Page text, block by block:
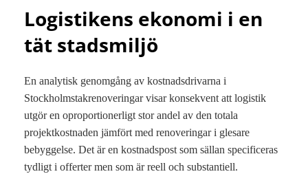
Logistikens ekonomi i en
tät stadsmiljö
En analytisk genomgång av kostnadsdrivarna i
Stockholmstakrenoveringar visar konsekvent att logistik
utgör en oproportionerligt stor andel av den totala
projektkostnaden jämfört med renoveringar i glesare
bebyggelse. Det är en kostnadspost som sällan specificeras
tydligt i offerter men som är reell och substantiell.